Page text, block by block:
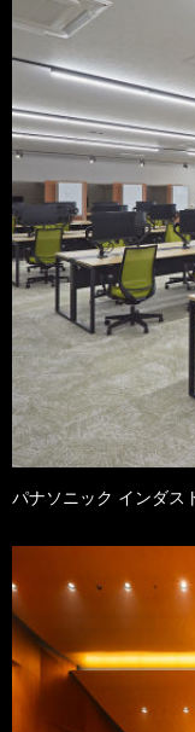
パナソニック インダス